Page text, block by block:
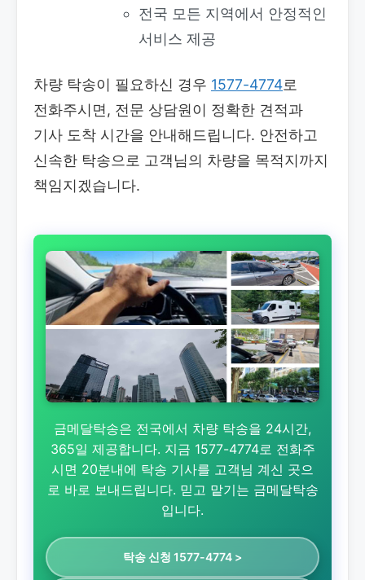
전국 모든 지역에서 안정적인
서비스 제공
차량 탁송이 필요하신 경우 1577-4774로
전화주시면, 전문 상담원이 정확한 견적과
기사 도착 시간을 안내해드립니다. 안전하고
신속한 탁송으로 고객님의 차량을 목적지까지
책임지겠습니다.
금메달탁송은 전국에서 차량 탁송을 24시간,
365일 제공합니다. 지금 1577-4774로 전화주
시면 20분내에 탁송 기사를 고객님 계신 곳으
로 바로 보내드립니다. 믿고 맡기는 금메달탁송
입니다.
탁송 신청 1577-4774 >